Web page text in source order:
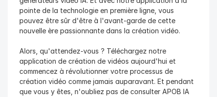
pointe de la technologie en première ligne, vous
pouvez être sûr d'être à l'avant-garde de cette
nouvelle ère passionnante dans la création vidéo.
Alors, qu'attendez-vous ? Téléchargez notre
application de création de vidéos aujourd'hui et
commencez à révolutionner votre processus de
création vidéo comme jamais auparavant. Et pendant
que vous y êtes, n'oubliez pas de consulter APOB IA